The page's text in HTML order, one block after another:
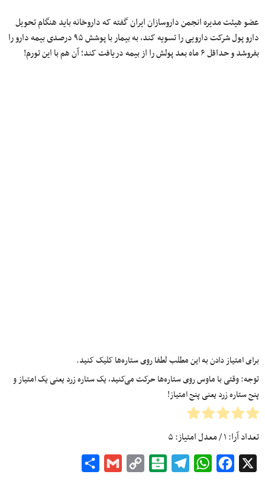
عضو هیئت ‌مدیره انجمن داروسازان ایران گفته که داروخانه باید هنگام تحویل
دارو پول شرکت دارویی را تسویه کند، به بیمار با پوشش ۹۵ درصدی بیمه دارو را
بفروشد و حداقل ۶ ماه بعد پولش را از بیمه دریافت کند؛ آن هم با این تورم!
برای امتیاز دادن به این مطلب لطفا روی ستاره‌ها کلیک کنید.
توجه: وقتی با ماوس روی ستاره‌ها حرکت می‌کنید، یک ستاره زرد یعنی یک امتیاز و
پنج ستاره زرد یعنی پنج امتیاز!
تعداد آرا:۱/ معدل امتیاز:۵
Facebook
WhatsApp
Telegram
Balatarin
Copy
Gmail